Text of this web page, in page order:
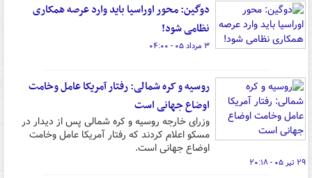
دوگین: محور اوراسیا باید وارد عرصه همکاری
نظامی شود!
۳ مرداد ۰۵ - ۰۴:۰۰
روسیه و کره شمالی: رفتار آمریکا عامل وخامت
اوضاع جهانی است
وزرای خارجه روسیه و کره شمالی پس از دیدار در
مسکو اعلام کردند که رفتار آمریکا عامل وخامت
اوضاع جهانی است.
۲۹ تیر ۰۵ - ۲۰:۱۸